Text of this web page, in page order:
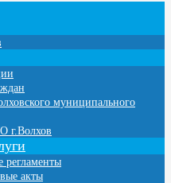
муниципального
г.Волхов
регламенты
акты